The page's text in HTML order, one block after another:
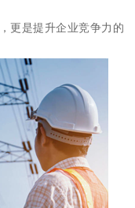
更是提升企业竞争力的